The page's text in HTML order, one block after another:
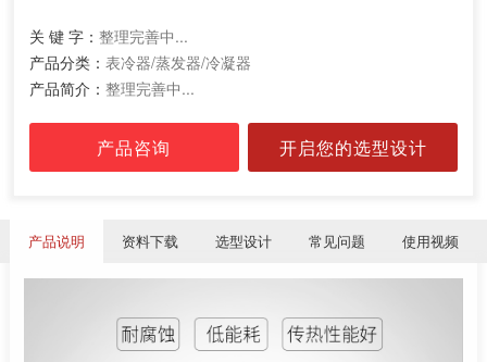
关 键 字： 整理完善中...
产品分类： 表冷器/蒸发器/冷凝器
产品简介： 整理完善中...
产品咨询 开启您的选型设计
产品说明 资料下载 选型设计 常见问题 使用视频